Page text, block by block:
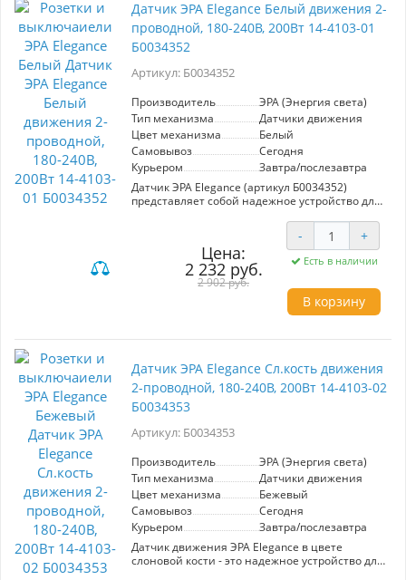
Датчик ЭРА Elegance Белый движения 2-
проводной, 180-240В, 200Вт 14-4103-01
Б0034352
Артикул: Б0034352
Производитель
ЭРА (Энергия света)
Тип механизма
Датчики движения
Цвет механизма
Белый
Самовывоз
Сегодня
Курьером
Завтра/послезавтра
Датчик ЭРА Elegance (артикул Б0034352)
представляет собой надежное устройство для
проводной датчик движения, который
работает в диапазоне напряжения 180-250В и
может управлять нагрузкой до 200Вт, что
позволяет использовать его для различных
светильников и осветительных систем.
Эстетичный белый цвет устройства делает его
подходящим для любого интерьера, а
быстро интегрировать в существующую
подходит для помещений, где требуется
автоматическое включение света при входе
человека, обеспечивая комфорт и экономию
электроэнергии. Этот продукт от
гарантирует качество и надежность, что
дома или офиса.
Цена:
2 232 руб.
2 902 руб.
- +
Есть в наличии
В корзину
Датчик ЭРА Elegance Сл.кость движения
2-проводной, 180-240В, 200Вт 14-4103-02
Б0034353
Артикул: Б0034353
Производитель
ЭРА (Энергия света)
Тип механизма
Датчики движения
Цвет механизма
Бежевый
Самовывоз
Сегодня
Курьером
Завтра/послезавтра
Датчик движения ЭРА Elegance в цвете
слоновой кости - это надежное устройство для